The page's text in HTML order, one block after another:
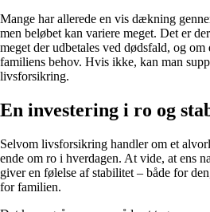
Mange har allerede en vis dækning
men beløbet kan variere meget. Det er
meget der udbetales ved dødsfald, og
familiens behov. Hvis ikke, kan man
livsforsikring.
En investering i ro og
Selvom livsforsikring handler om et
ende om ro i hverdagen. At vide, at ens
giver en følelse af stabilitet – både for
for familien.